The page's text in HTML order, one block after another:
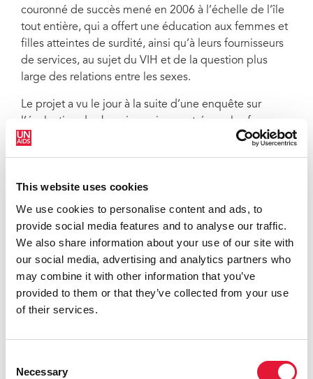
This website uses cookies
We use cookies to personalise content and ads, to
provide social media features and to analyse our traffic.
We also share information about your use of our site with
our social media, advertising and analytics partners who
may combine it with other information that you’ve
provided to them or that they’ve collected from your use
of their services.
Selection
Necessary
couronné de succès mené en 2006 à l’échelle de l’île
tout entière, qui a offert une éducation aux femmes et
filles atteintes de surdité, ainsi qu’à leurs fournisseurs
de services, au sujet du VIH et de la question plus
large des relations entre les sexes.
Le projet a vu le jour à la suite d’une enquête sur
l’évaluation des besoins qui a montré que les femmes
atteintes de surdité sont confrontées à la violence
sexospécifique de manière disproportionnée, en
viol, les coups, l’inceste et les abus sexuels. Ces
rapports sexuels non sollicités exposent les femmes
atteintes de surdité à un risque accru de contracter le
VIH et d’autres maladies sexuellement transmissibles.
Le projet a permis d’inculquer aux femmes des
principes d’auto-défense et de leur donner des
compétences alternatives pour renforcer leur
indépendance économique.
Les programmes ci-dessus viennent s’ajouter aux